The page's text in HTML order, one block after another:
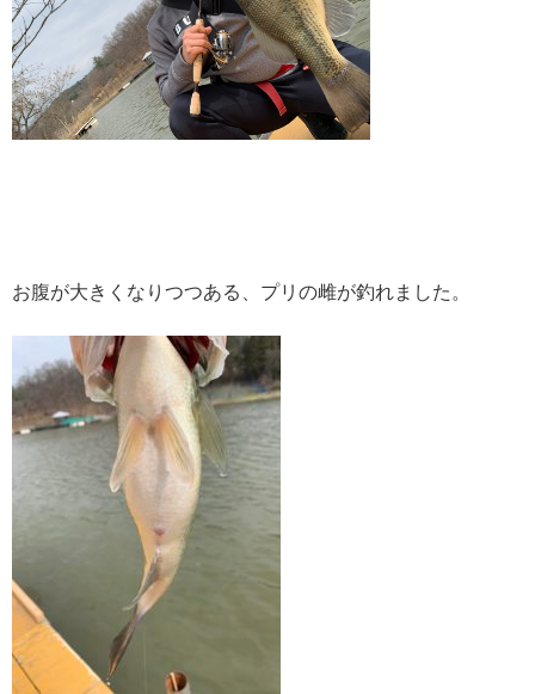
お腹が大きくなりつつある、プリの雌が釣れました。